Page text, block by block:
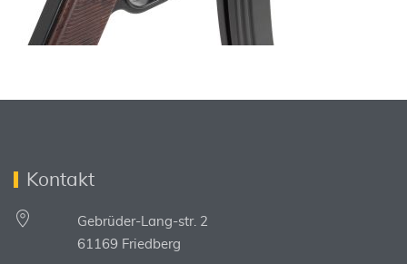
Kontakt
Gebrüder-Lang-str. 2
61169 Friedberg